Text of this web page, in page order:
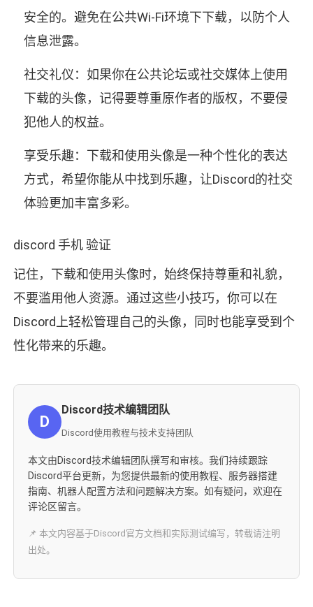
安全的。避免在公共Wi-Fi环境下下载，以防个人
信息泄露。
社交礼仪：如果你在公共论坛或社交媒体上使用
下载的头像，记得要尊重原作者的版权，不要侵
犯他人的权益。
享受乐趣：下载和使用头像是一种个性化的表达
方式，希望你能从中找到乐趣，让Discord的社交
体验更加丰富多彩。
discord 手机 验证
记住，下载和使用头像时，始终保持尊重和礼貌，
不要滥用他人资源。通过这些小技巧，你可以在
Discord上轻松管理自己的头像，同时也能享受到个
性化带来的乐趣。
D
Discord技术编辑团队
Discord使用教程与技术支持团队
本文由Discord技术编辑团队撰写和审核。我们持续跟踪
Discord平台更新，为您提供最新的使用教程、服务器搭建
指南、机器人配置方法和问题解决方案。如有疑问，欢迎在
评论区留言。
📌 本文内容基于Discord官方文档和实际测试编写，转载请注明
出处。